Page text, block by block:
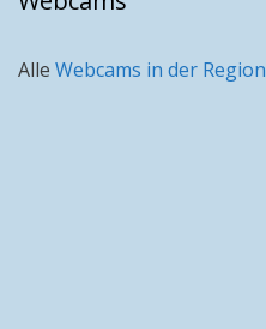
Alle Webcams in der Region